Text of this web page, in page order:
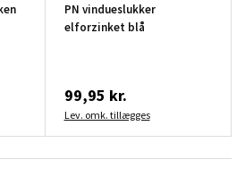
PN vindueslukker
elforzinket blå
99,95 kr.
Lev. omk. tillægges